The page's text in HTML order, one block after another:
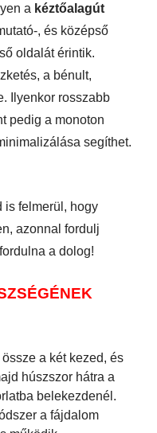
a kéztőalagút
, és középső
oldalát érintik.
a bénult,
Ilyenkor rosszabb
pedig a monoton
segíthet.
is felmerül, hogy
azonnal fordulj
a dolog!
a két kezed, és
húszszor hátra a
belekezdenél.
a fájdalom